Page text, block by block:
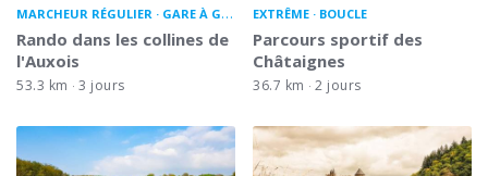
MARCHEUR RÉGULIER GARE À GARE
Rando dans les collines de
l'Auxois
53.3 km 3 jours
EXTRÊME BOUCLE
Parcours sportif des
Châtaignes
36.7 km 2 jours